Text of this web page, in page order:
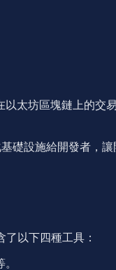
太坊區塊鏈上的交
礎設施給開發者，
以下四種工具：